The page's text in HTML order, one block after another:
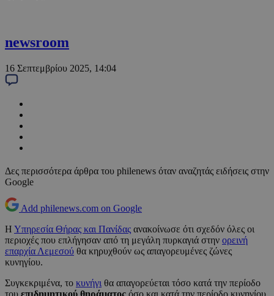
newsroom
16 Σεπτεμβρίου 2025, 14:04
Δες περισσότερα άρθρα του philenews όταν αναζητάς ειδήσεις στην
Google
Add philenews.com on Google
Η Υπηρεσία Θήρας και Πανίδας ανακοίνωσε ότι σχεδόν όλες οι
περιοχές που επλήγησαν από τη μεγάλη πυρκαγιά στην ορεινή
επαρχία Λεμεσού θα κηρυχθούν ως απαγορευμένες ζώνες
κυνηγίου.
Συγκεκριμένα, το κυνήγι θα απαγορεύεται τόσο κατά την περίοδο
του επιδημητικού θηράματος όσο και κατά την περίοδο κυνηγίου